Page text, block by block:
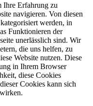
Ihre Erfahrung zu
navigieren. Von diesen
werden, in
Funktionieren der
unerlässlich sind. Wir
die uns helfen, zu
Website nutzen. Diese
in Ihrem Browser
diese Cookies
Cookies kann sich